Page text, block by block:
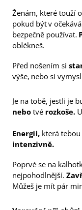
Ženám, které touží
pokud býtv
bezpečně používat.
oblékneš.
Před nošením si
výše, nebo si
Je na tobě, jestli je
nebo tvé rozkoše.
Energii, která
intenzivně.
Poprvé se na
nejpohodlnější.
Můžeš je mít pár
900
Kč